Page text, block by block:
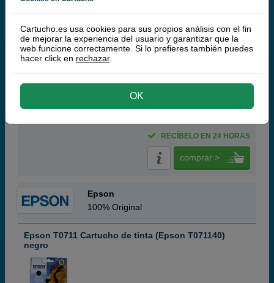
Cartuchos de tinta o toners que contiene el pack:
Q-Nomic T0711 limpiador de cabezal negro
Q-Nomic T0712 limpiador de cabezal cian
Q-Nomic T0713 limpiador de cabezal magenta
Q-Nomic T0714 limpiador de cabezal amarillo
Pack ahorro
(7,7 / 7 opiniones)
12, €
RECÍBELO EN 24 HORAS
comprar >
Epson
100% Original
Epson T0711 Cartucho de tinta (Epson T071140)
negro
Cartucho.es usa cookies para sus propios análisis con el fin
de mejorar la experiencia del usuario y garantizar que la
web funcione correctamente. Si lo prefieres también puedes
hacer click en rechazar.
OK